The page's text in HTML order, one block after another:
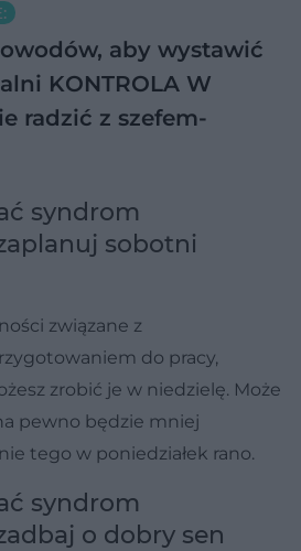
aby wystawić
KONTROLA W
radzić z szefem-
syndrom
sobotni
związane z
do pracy,
zrobić je w niedzielę. Może
pewno będzie mniej
tego w poniedziałek rano.
syndrom
o dobry sen